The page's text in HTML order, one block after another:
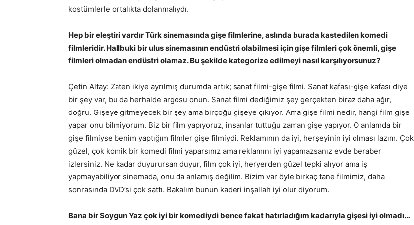
kostümlerle ortalıkta dolanmalıydı.
Hep bir eleştiri vardır Türk sinemasında gişe filmlerine, aslında burada kastedilen komedi
filmleridir. Hallbuki bir ulus sinemasının endüstri olabilmesi için gişe filmleri çok önemli, gişe
filmleri olmadan endüstri olamaz. Bu şekilde kategorize edilmeyi nasıl karşılıyorsunuz?
Çetin Altay: Zaten ikiye ayrılmış durumda artık; sanat filmi-gişe filmi. Sanat kafası-gişe kafası diye
bir şey var, bu da herhalde argosu onun. Sanat filmi dediğimiz şey gerçekten biraz daha ağır,
doğru. Gişeye gitmeyecek bir şey ama birçoğu gişeye çıkıyor. Ama gişe filmi nedir, hangi film gişe
yapar onu bilmiyorum. Biz bir film yapıyoruz, insanlar tuttuğu zaman gişe yapıyor. O anlamda bir
gişe filmiyse benim yaptığım filmler gişe filmiydi. Reklamının da iyi, herşeyinin iyi olması lazım. Çok
güzel, çok komik bir komedi filmi yaparsınız ama reklamını iyi yapamazsanız evde beraber
izlersiniz. Ne kadar duyurursan duyur, film çok iyi, heryerden güzel tepki alıyor ama iş
yapmayabiliyor sinemada, onu da anlamış değilim. Bizim var öyle birkaç tane filmimiz, daha
sonrasında DVD’si çok sattı. Bakalım bunun kaderi inşallah iyi olur diyorum.
Bana bir Soygun Yaz çok iyi bir komediydi bence fakat hatırladığım kadarıyla gişesi iyi olmadı…